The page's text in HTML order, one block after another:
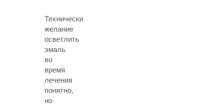
Технически
желание
осветлить
эмаль
во
время
лечения
понятно,
но